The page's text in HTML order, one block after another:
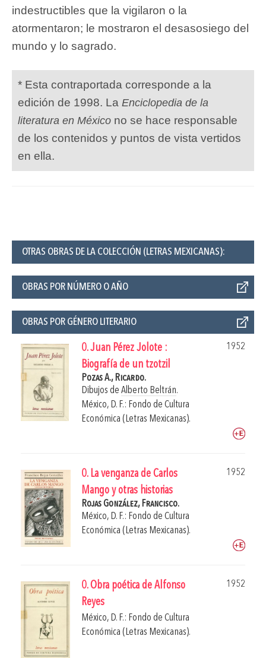
indestructibles que la vigilaron o la
atormentaron; le mostraron el desasosiego del
mundo y lo sagrado.
* Esta contraportada corresponde a la
edición de 1998. La Enciclopedia de la
literatura en México no se hace responsable
de los contenidos y puntos de vista vertidos
en ella.
OTRAS OBRAS DE LA COLECCIÓN (LETRAS MEXICANAS):
OBRAS POR NÚMERO O AÑO
OBRAS POR GÉNERO LITERARIO
0. Juan Pérez Jolote :
Biografía de un tzotzil
1952
Pozas A., Ricardo.
Dibujos de Alberto Beltrán.
México, D. F.: Fondo de Cultura
Económica (Letras Mexicanas).
0. La venganza de Carlos
Mango y otras historias
1952
Rojas González, Francisco.
México, D. F.: Fondo de Cultura
Económica (Letras Mexicanas).
0. Obra poética de Alfonso
Reyes
1952
México, D. F.: Fondo de Cultura
Económica (Letras Mexicanas).